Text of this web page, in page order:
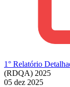
1° Relatório
(RDQA) 2025
05 dez 2025